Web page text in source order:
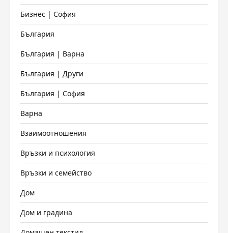
Бизнес | София
България
България | Варна
България | Други
България | София
Варна
Взаимоотношения
Връзки и психология
Връзки и семейство
Дом
Дом и градина